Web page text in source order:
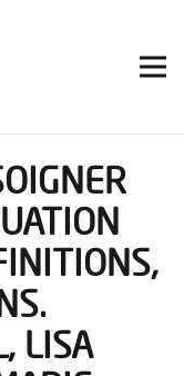
LISA